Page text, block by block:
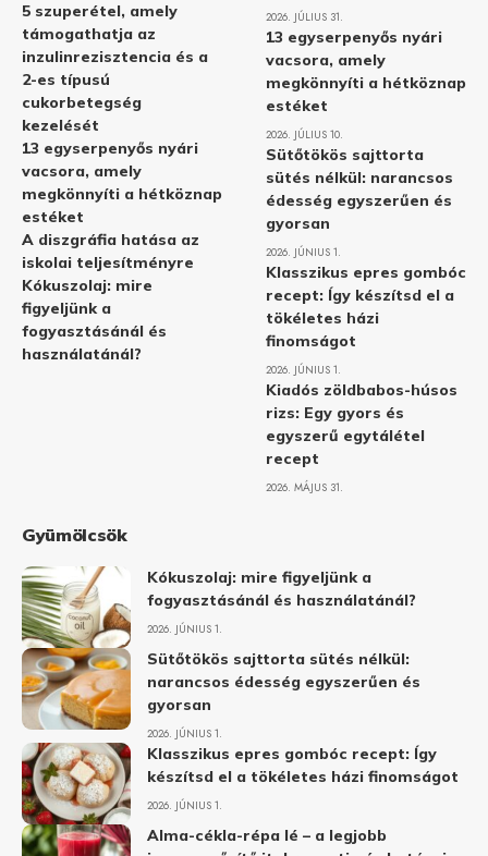
5 szuperétel, amely
támogathatja az
inzulinrezisztencia és a
2-es típusú
cukorbetegség
kezelését
13 egyserpenyős nyári
vacsora, amely
megkönnyíti a hétköznap
estéket
A diszgráfia hatása az
iskolai teljesítményre
Kókuszolaj: mire
figyeljünk a
fogyasztásánál és
használatánál?
2026. JÚLIUS 31.
13 egyserpenyős nyári
vacsora, amely
megkönnyíti a hétköznap
estéket
2026. JÚLIUS 10.
Sütőtökös sajttorta
sütés nélkül: narancsos
édesség egyszerűen és
gyorsan
2026. JÚNIUS 1.
Klasszikus epres gombóc
recept: Így készítsd el a
tökéletes házi
finomságot
2026. JÚNIUS 1.
Kiadós zöldbabos-húsos
rizs: Egy gyors és
egyszerű egytálétel
recept
2026. MÁJUS 31.
Gyümölcsök
Kókuszolaj: mire figyeljünk a
fogyasztásánál és használatánál?
2026. JÚNIUS 1.
Sütőtökös sajttorta sütés nélkül:
narancsos édesség egyszerűen és
gyorsan
2026. JÚNIUS 1.
Klasszikus epres gombóc recept: Így
készítsd el a tökéletes házi finomságot
2026. JÚNIUS 1.
Alma-cékla-répa lé – a legjobb